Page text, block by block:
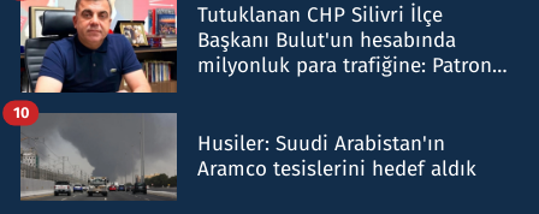
Tutuklanan CHP Silivri İlçe
Başkanı Bulut'un hesabında
milyonluk para trafiğine: Patron
Husiler: Suudi Arabistan'ın
Aramco tesislerini hedef aldık
10